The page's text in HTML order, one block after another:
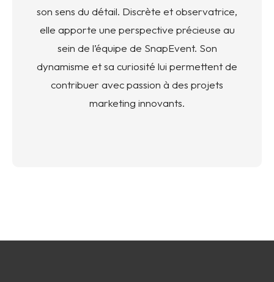
son sens du détail. Discrète et observatrice,
elle apporte une perspective précieuse au
sein de l’équipe de SnapEvent. Son
dynamisme et sa curiosité lui permettent de
contribuer avec passion à des projets
marketing innovants.